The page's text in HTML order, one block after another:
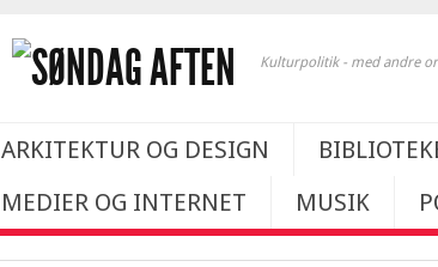
Kulturpolitik - med andre
ARKITEKTUR OG DESIGN
MEDIER OG INTERNET
MUSIK